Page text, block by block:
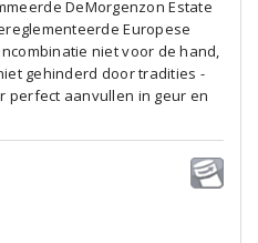
DeMorgenzon Estate
Europese
niet voor de hand,
gehinderd door tradities -
perfect aanvullen in geur en